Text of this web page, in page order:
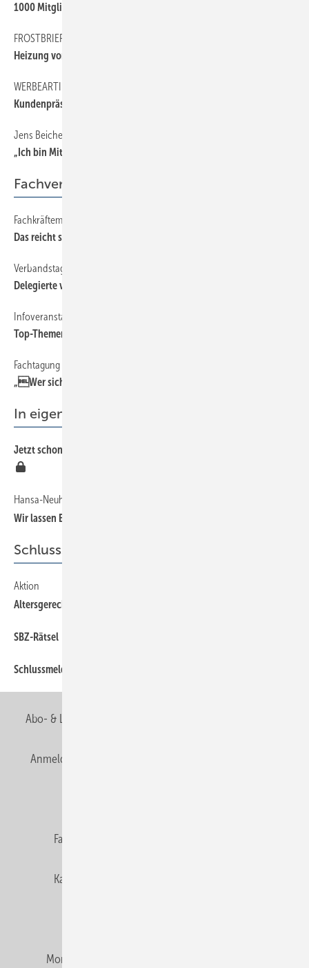
1000 Mitglieder in NRW
FROSTBRIEF
Heiz ung vorzeitig in Betrieb nehmen?
WERBEARTIKEL
Kundenpräsente auswählen
Jens Beichel
„Ich bin Mitglied der Berufsorganisation, weil …
Fachverband
Fachkräftemangel, Ursachen und Erfordernisse
Das reic ht so nicht!
Verbandstag „light“
Delegierte verabschieden Strategiepapier
Infoveranstal tung
Top-Themen: Klimaschutz und Berufsnachwuchs
Fachtagung zur SHK-Zukunft
„Wer sich nicht bewegt, wird bewegt“
In eigener Sache
Jetzt schon vor der IFH erfahren, was nächstes Jahr wichtig wird
Hansa-Neuheiten im SBZ-Video
Wir lassen Bilder sprechen
Schlussseiten
Aktion
Altersgerechtes Wohnen
SBZ-Rätsel
Schlussmeldung
Abo- & Leserservice
Anmelden
Fachbeiträge
Karriere bei Gentner
Montagezeiten Heizung